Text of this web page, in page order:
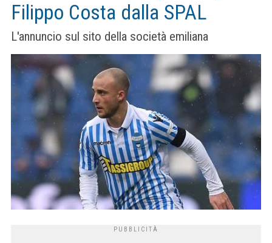
Filippo Costa dalla SPAL
L'annuncio sul sito della società emiliana